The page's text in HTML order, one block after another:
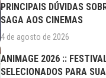
PRINCIPAIS DÚVIDAS
SAGA AOS CINEMAS
4 de agosto de 2026
ANIMAGE 2026 ::
SELECIONADOS PARA